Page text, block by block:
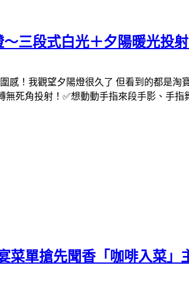
三段式白光＋夕陽暖光投
感！我觀望夕陽燈很久了 但看到的都是
死角投射！✅想動動手指來段手影、手指
單搶先聞香「咖啡入菜」